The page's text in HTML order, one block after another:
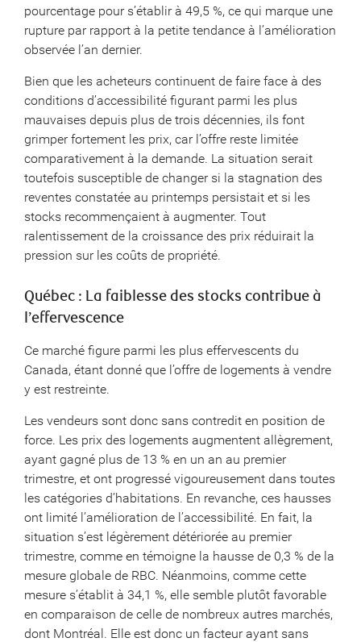
pourcentage pour s’établir à 49,5 %, ce qui marque une
rupture par rapport à la petite tendance à l’amélioration
observée l’an dernier.
Bien que les acheteurs continuent de faire face à des
conditions d’accessibilité figurant parmi les plus
mauvaises depuis plus de trois décennies, ils font
grimper fortement les prix, car l’offre reste limitée
comparativement à la demande. La situation serait
toutefois susceptible de changer si la stagnation des
reventes constatée au printemps persistait et si les
stocks recommençaient à augmenter. Tout
ralentissement de la croissance des prix réduirait la
pression sur les coûts de propriété.
Québec : La faiblesse des stocks contribue à
l’effervescence
Ce marché figure parmi les plus effervescents du
Canada, étant donné que l’offre de logements à vendre
y est restreinte.
Les vendeurs sont donc sans contredit en position de
force. Les prix des logements augmentent allègrement,
ayant gagné plus de 13 % en un an au premier
trimestre, et ont progressé vigoureusement dans toutes
les catégories d’habitations. En revanche, ces hausses
ont limité l’amélioration de l’accessibilité. En fait, la
situation s’est légèrement détériorée au premier
trimestre, comme en témoigne la hausse de 0,3 % de la
mesure globale de RBC. Néanmoins, comme cette
mesure s’établit à 34,1 %, elle semble plutôt favorable
en comparaison de celle de nombreux autres marchés,
dont Montréal. Elle est donc un facteur ayant sans